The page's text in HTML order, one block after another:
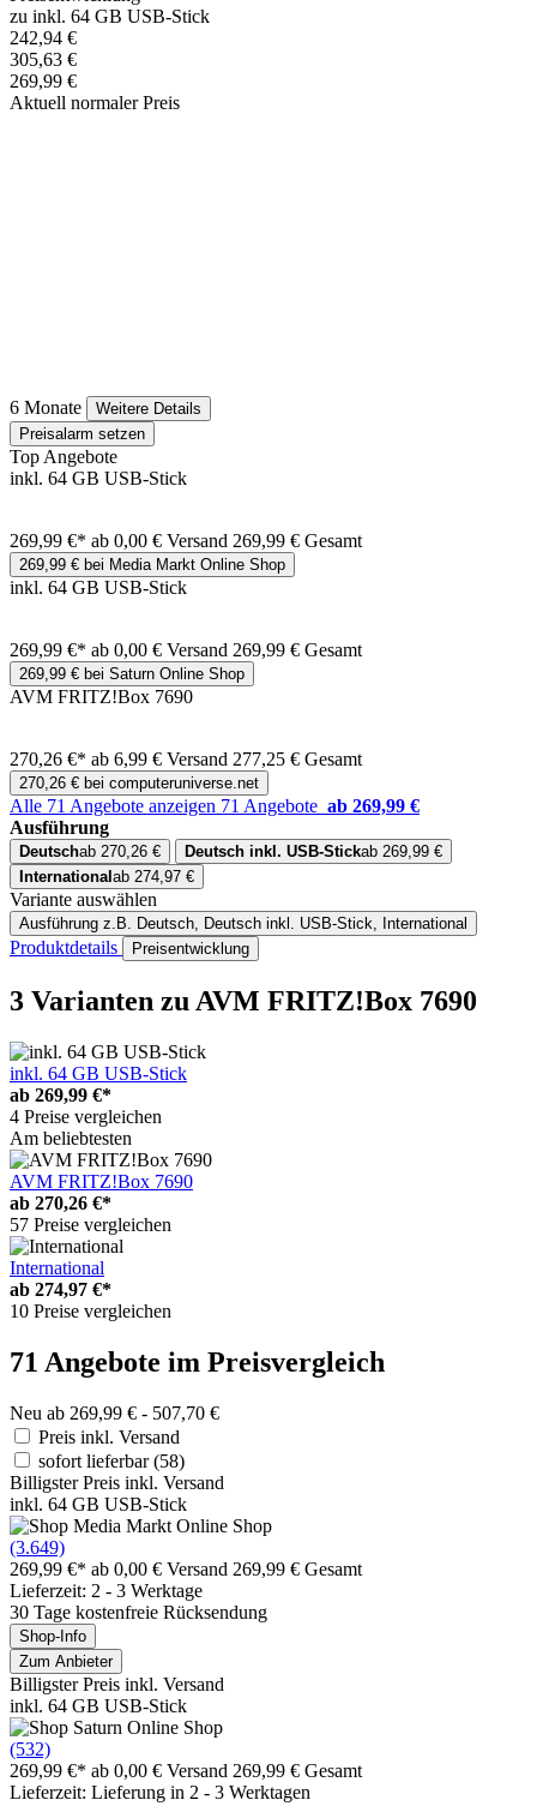
zu inkl. 64 GB USB-Stick
242,94 €
305,63 €
269,99 €
Aktuell normaler Preis
6 Monate
Weitere Details
Preisalarm setzen
Top Angebote
inkl. 64 GB USB-Stick
269,99 €* ab 0,00 € Versand 269,99 € Gesamt
269,99 € bei Media Markt Online Shop
inkl. 64 GB USB-Stick
269,99 €* ab 0,00 € Versand 269,99 € Gesamt
269,99 € bei Saturn Online Shop
AVM FRITZ!Box 7690
270,26 €* ab 6,99 € Versand 277,25 € Gesamt
270,26 € bei computeruniverse.net
Alle 71 Angebote anzeigen 71 Angebote ab 269,99 €
Ausführung
Deutschab 270,26 € Deutsch inkl. USB-Stickab 269,99 €
International ab 274,97 €
Variante auswählen
Ausführung z.B. Deutsch, Deutsch inkl. USB-Stick, International
Produktdetails Preisentwicklung
3 Varianten zu AVM FRITZ!Box 7690
inkl. 64 GB USB-Stick
ab 269,99 €*
4 Preise vergleichen
Am beliebtesten
AVM FRITZ!Box 7690
ab 270,26 €*
57 Preise vergleichen
International
ab 274,97 €*
10 Preise vergleichen
71 Angebote im Preisvergleich
Neu ab 269,99 € - 507,70 €
Preis inkl. Versand
sofort lieferbar(58)
Billigster Preis inkl. Versand
inkl. 64 GB USB-Stick
(3.649)
269,99 €* ab 0,00 € Versand 269,99 € Gesamt
Lieferzeit: 2 - 3 Werktage
30 Tage kostenfreie Rücksendung
Shop-Info
Zum Anbieter
Billigster Preis inkl. Versand
inkl. 64 GB USB-Stick
(532)
269,99 €* ab 0,00 € Versand 269,99 € Gesamt
Lieferzeit: Lieferung in 2 - 3 Werktagen